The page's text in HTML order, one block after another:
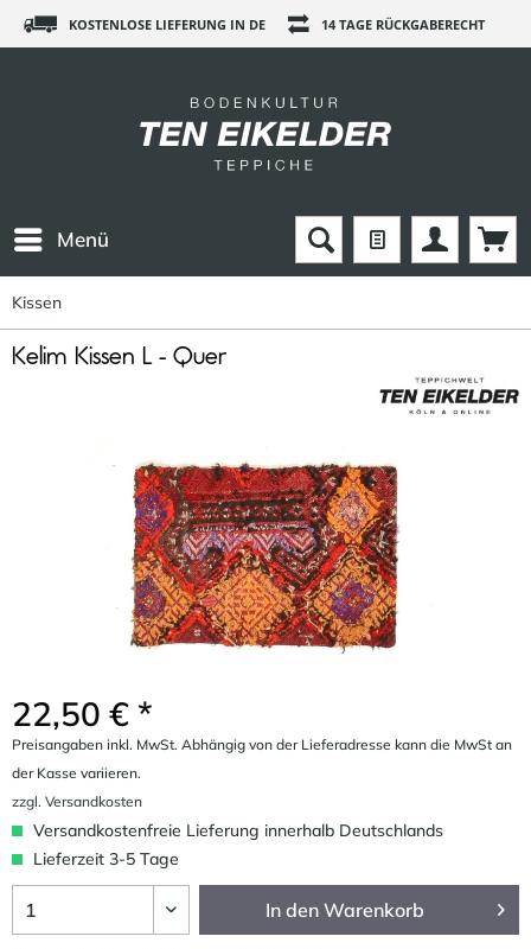
KOSTENLOSE LIEFERUNG IN DE 14 TAGE RÜCKGABERECHT
Menü
Kissen
Kelim Kissen L - Quer
22,50 € *
Preisangaben inkl. MwSt. Abhängig von der Lieferadresse kann die MwSt an
der Kasse variieren.
zzgl. Versandkosten
Versandkostenfreie Lieferung innerhalb Deutschlands
Lieferzeit 3-5 Tage
In den Warenkorb